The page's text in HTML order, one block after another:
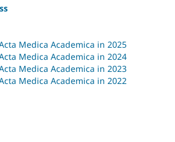
Medica Academica in 2025
Medica Academica in 2024
Medica Academica in 2023
Medica Academica in 2022